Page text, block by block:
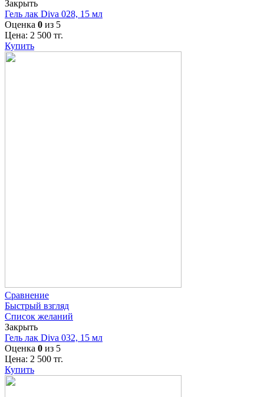
Закрыть
Гель лак Diva 028, 15 мл
Оценка 0 из 5
Цена: 2 500 тг.
Купить
Сравнение
Быстрый взгляд
Список желаний
Закрыть
Гель лак Diva 032, 15 мл
Оценка 0 из 5
Цена: 2 500 тг.
Купить